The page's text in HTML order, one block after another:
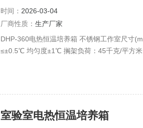
时间： 2026-03-04
厂商性质： 生产厂家
DHP-360电热恒温培养箱 不锈钢工作室尺寸
≤±0.5℃ 均匀度±1℃ 搁架负荷：45千克/平方米
室验室电热恒温培养箱